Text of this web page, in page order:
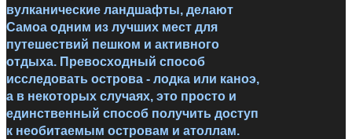
вулканические ландшафты, делают
Самоа одним из лучших мест для
путешествий пешком и активного
отдыха. Превосходный способ
исследовать острова - лодка или каноэ,
а в некоторых случаях, это просто и
единственный способ получить доступ
к необитаемым островам и атоллам.